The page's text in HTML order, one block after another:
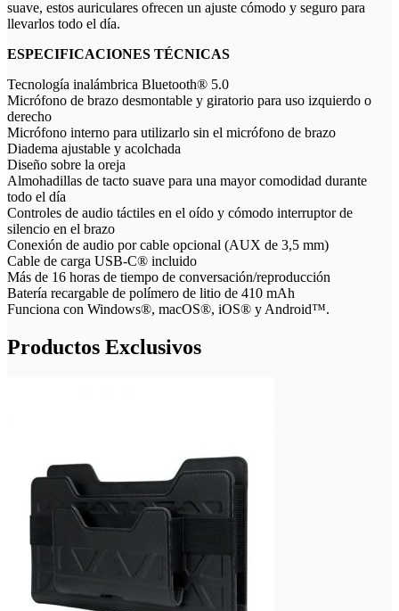
suave, estos auriculares ofrecen un ajuste cómodo y seguro para
llevarlos todo el día.
ESPECIFICACIONES TÉCNICAS
Tecnología inalámbrica Bluetooth® 5.0
Micrófono de brazo desmontable y giratorio para uso izquierdo o
derecho
Micrófono interno para utilizarlo sin el micrófono de brazo
Diadema ajustable y acolchada
Diseño sobre la oreja
Almohadillas de tacto suave para una mayor comodidad durante
todo el día
Controles de audio táctiles en el oído y cómodo interruptor de
silencio en el brazo
Conexión de audio por cable opcional (AUX de 3,5 mm)
Cable de carga USB-C® incluido
Más de 16 horas de tiempo de conversación/reproducción
Batería recargable de polímero de litio de 410 mAh
Funciona con Windows®, macOS®, iOS® y Android™.
Productos Exclusivos